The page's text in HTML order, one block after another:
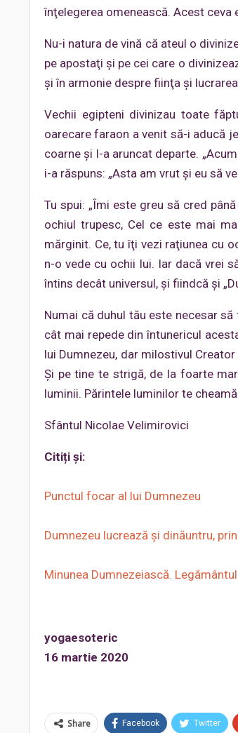
înţelegerea omenească. Acest ceva
Nu-i natura de vină că ateul o
pe apostaţi şi pe cei care o
şi în armonie despre fiinţa şi
Vechii egipteni divinizau toate
oarecare faraon a venit să-i aducă
coarne și l-a aruncat departe.
i-a răspuns: „Asta am vrut şi eu să
Tu spui: „Îmi este greu să cred
ochiul trupesc, Cel ce este mai
mărginit. Ce, tu îţi vezi raţiunea cu
n-o vede cu ochii lui. Iar dacă vrei
întins decât universul, şi fiindcă şi
Numai că duhul tău este necesar
cât mai repede din întunericul
lui Dumnezeu, dar milostivul
Și pe tine te strigă, de la foarte
luminii. Părintele luminilor te
Sfântul Nicolae Velimirovici
Citiți și:
Punctul focar al lui Dumnezeu
Dumnezeu lucrează și dinăuntru,
Minunea Dumnezeiască.
yogaesoteric
16 martie 2020
Share Facebook Twitter